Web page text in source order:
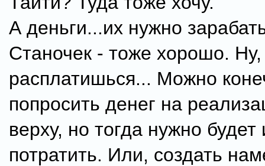
А деньги...их нужно
Станочек - тоже хорошо.
расплатишься... Можно
попросить денег на
верху, но тогда нужно будет
потратить. Или, создать